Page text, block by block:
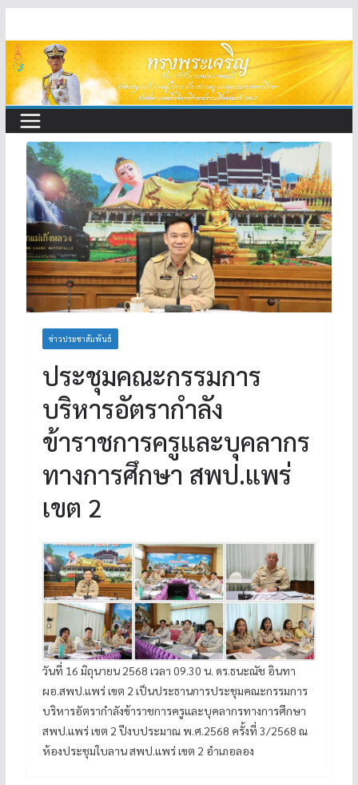
to
content
ข่าวประชาสัมพันธ์
ประชุมคณะกรรมการ
บริหารอัตรากำลัง
ข้าราชการครูและบุคลากร
ทางการศึกษา สพป.แพร่
เขต 2
วันที่ 16 มิถุนายน 2568 เวลา 09.30 น. ดร.ธนะณัช อินทา
ผอ.สพป.แพร่ เขต 2 เป็นประธานการประชุมคณะกรรมการ
บริหารอัตรากำลังข้าราชการครูและบุคลากรทางการศึกษา
สพป.แพร่ เขต 2 ปีงบประมาณ พ.ศ.2568 ครั้งที่ 3/2568 ณ
ห้องประชุมใบลาน สพป.แพร่ เขต 2 อำเภอลอง